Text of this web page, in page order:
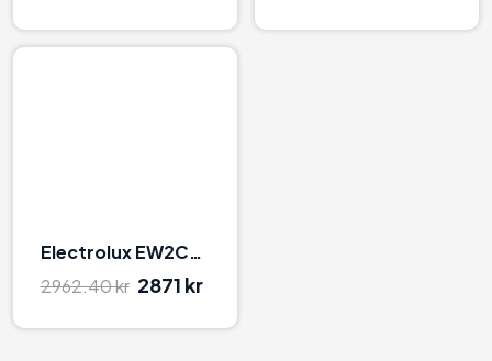
Electrolux EW2C327R1 Hvid
2962.40 kr 2871 kr